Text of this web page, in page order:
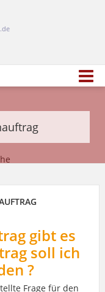
gibt es
soll ich
?
Frage für den